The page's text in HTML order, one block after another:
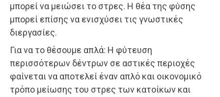
μπορεί να μειώσει το στρες. Η θέα της φύσης
μπορεί επίσης να ενισχύσει τις γνωστικές
διεργασίες.
Για να το θέσουμε απλά: Η φύτευση
περισσότερων δέντρων σε αστικές περιοχές
φαίνεται να αποτελεί έναν απλό και οικονομικό
τρόπο μείωσης του στρες των κατοίκων και